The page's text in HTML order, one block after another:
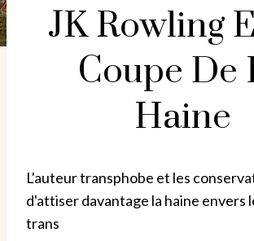
JK Rowling
Coupe De
Haine
L'auteur transphobe et les
d'attiser davantage la haine envers
trans